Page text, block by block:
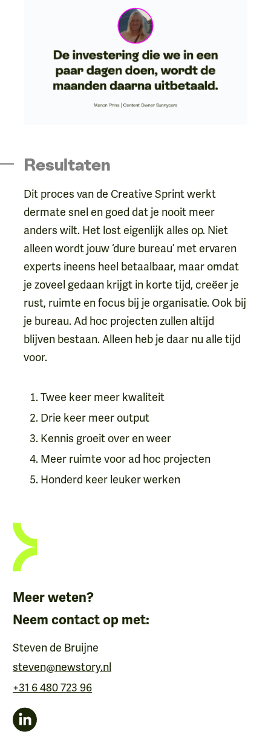
Resultaten
Dit proces van de Creative Sprint werkt
dermate snel en goed dat je nooit meer
anders wilt. Het lost eigenlijk alles op. Niet
alleen wordt jouw ‘dure bureau’ met ervaren
experts ineens heel betaalbaar, maar omdat
je zoveel gedaan krijgt in korte tijd, creëer je
rust, ruimte en focus bij je organisatie. Ook bij
je bureau. Ad hoc projecten zullen altijd
blijven bestaan. Alleen heb je daar nu alle tijd
voor.
Twee keer meer kwaliteit
Drie keer meer output
Kennis groeit over en weer
Meer ruimte voor ad hoc projecten
Honderd keer leuker werken
Meer weten?
Neem contact op met:
Steven de Bruijne
steven@newstory.nl
+31 6 480 723 96